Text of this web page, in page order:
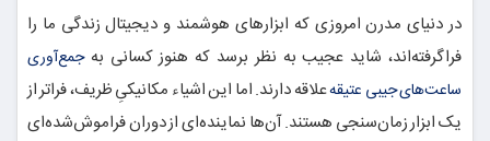
در دنیای مدرن امروزی که ابزارهای هوشمند و دیجیتال زندگی ما را
فراگرفته‌اند، شاید عجیب به نظر برسد که هنوز کسانی بهجمع‌آوری
ساعت‌های جیبی عتیقهعلاقه دارند. اما این اشیاء مکانیکیِ ظریف، فراتر از
یک ابزار زمان‌سنجی هستند. آن‌ها نماینده‌ای از دوران فراموش‌شده‌ای